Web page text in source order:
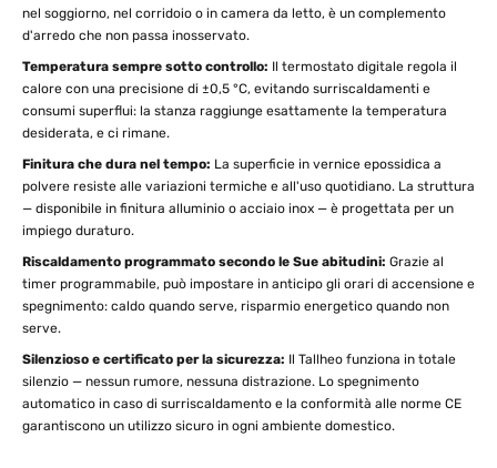
nel soggiorno, nel corridoio o in camera da letto, è un complemento
d'arredo che non passa inosservato.
Temperatura sempre sotto controllo: Il termostato digitale regola il
calore con una precisione di ±0,5 °C, evitando surriscaldamenti e
consumi superflui: la stanza raggiunge esattamente la temperatura
desiderata, e ci rimane.
Finitura che dura nel tempo: La superficie in vernice epossidica a
polvere resiste alle variazioni termiche e all'uso quotidiano. La struttura
— disponibile in finitura alluminio o acciaio inox — è progettata per un
impiego duraturo.
Riscaldamento programmato secondo le Sue abitudini: Grazie al
timer programmabile, può impostare in anticipo gli orari di accensione e
spegnimento: caldo quando serve, risparmio energetico quando non
serve.
Silenzioso e certificato per la sicurezza: Il Tallheo funziona in totale
silenzio — nessun rumore, nessuna distrazione. Lo spegnimento
automatico in caso di surriscaldamento e la conformità alle norme CE
garantiscono un utilizzo sicuro in ogni ambiente domestico.